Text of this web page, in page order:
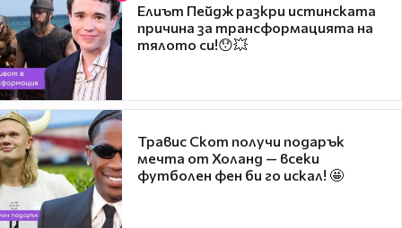
Елиът Пейдж разкри истинската
причина за трансформацията на
тялото си!😯💥
Травис Скот получи подарък
мечта от Холанд — всеки
футболен фен би го искал! 🤩